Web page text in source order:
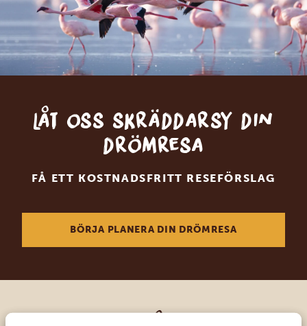
Låt oss skräddarsy din
drömresa
FÅ ETT KOSTNADSFRITT RESEFÖRSLAG
BÖRJA PLANERA DIN DRÖMRESA